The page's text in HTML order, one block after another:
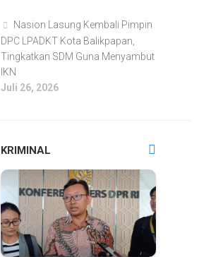
Nasion Lasung Kembali Pimpin
DPC LPADKT Kota Balikpapan,
Tingkatkan SDM Guna Menyambut
IKN
Juli 26, 2026
KRIMINAL